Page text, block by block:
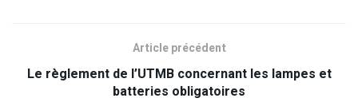
Article précédent
Le règlement de l’UTMB concernant les lampes et
batteries obligatoires